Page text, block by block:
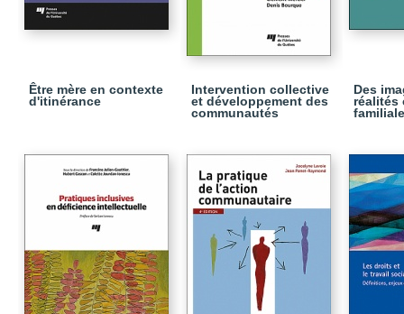
Être mère en contexte
d'itinérance
Intervention collective
et développement des
communautés
Des
réalités